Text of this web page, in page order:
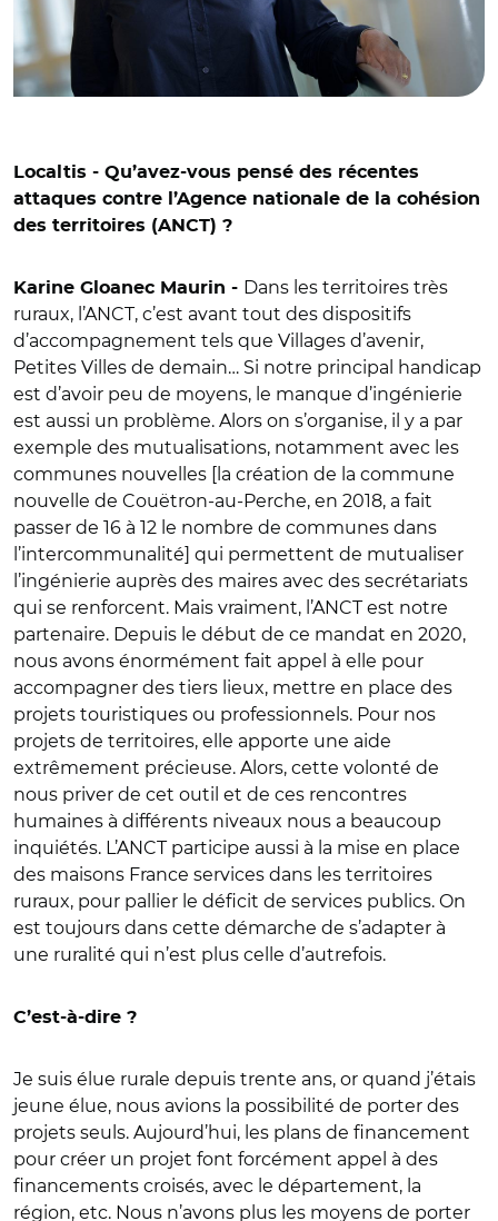
Localtis - Qu’avez-vous pensé des récentes
attaques contre l’Agence nationale de la cohésion
des territoires (ANCT) ?
Karine Gloanec Maurin - Dans les territoires très
ruraux, l’ANCT, c’est avant tout des dispositifs
d’accompagnement tels que Villages d’avenir,
Petites Villes de demain… Si notre principal handicap
est d’avoir peu de moyens, le manque d’ingénierie
est aussi un problème. Alors on s’organise, il y a par
exemple des mutualisations, notamment avec les
communes nouvelles [la création de la commune
nouvelle de Couëtron-au-Perche, en 2018, a fait
passer de 16 à 12 le nombre de communes dans
l’intercommunalité] qui permettent de mutualiser
l’ingénierie auprès des maires avec des secrétariats
qui se renforcent. Mais vraiment, l’ANCT est notre
partenaire. Depuis le début de ce mandat en 2020,
nous avons énormément fait appel à elle pour
accompagner des tiers lieux, mettre en place des
projets touristiques ou professionnels. Pour nos
projets de territoires, elle apporte une aide
extrêmement précieuse. Alors, cette volonté de
nous priver de cet outil et de ces rencontres
humaines à différents niveaux nous a beaucoup
inquiétés. L’ANCT participe aussi à la mise en place
des maisons France services dans les territoires
ruraux, pour pallier le déficit de services publics. On
est toujours dans cette démarche de s’adapter à
une ruralité qui n’est plus celle d’autrefois.
C’est-à-dire ?
Je suis élue rurale depuis trente ans, or quand j’étais
jeune élue, nous avions la possibilité de porter des
projets seuls. Aujourd’hui, les plans de financement
pour créer un projet font forcément appel à des
financements croisés, avec le département, la
région, etc. Nous n’avons plus les moyens de porter